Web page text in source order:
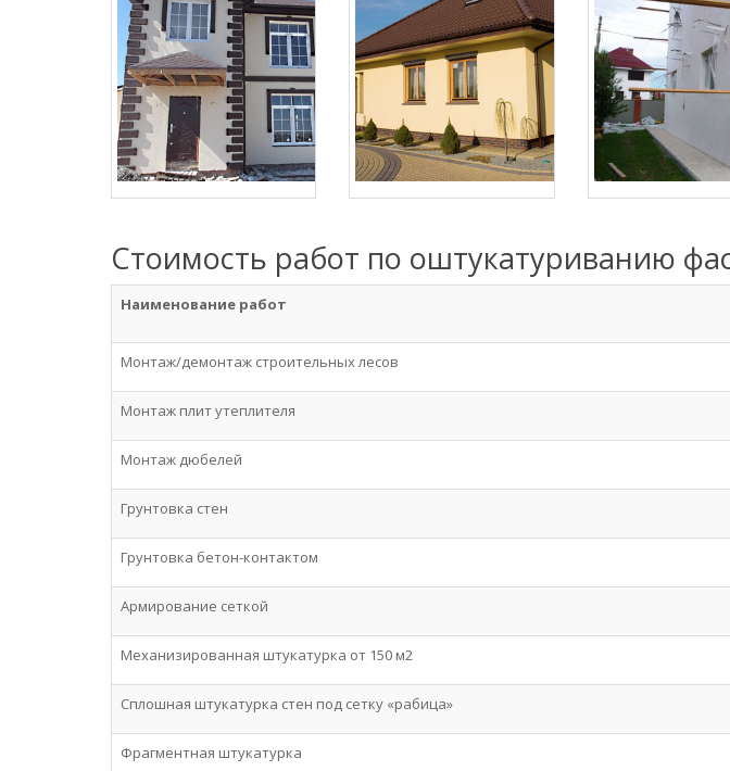
Стоимость работ по оштукатуриванию
Наименование работ
Монтаж/демонтаж строительных лесов
Монтаж плит утеплителя
Монтаж дюбелей
Грунтовка стен
Грунтовка бетон-контактом
Армирование сеткой
Механизированная штукатурка от 150 м2
Сплошная штукатурка стен под сетку «рабица»
Фрагментная штукатурка